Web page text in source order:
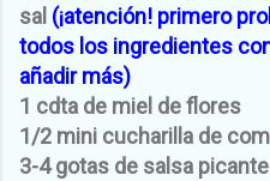
sal (¡atención! primero
todos los ingredientes
añadir más)
1 cdta de miel de flores
1/2 mini cucharilla de
3-4 gotas de salsa